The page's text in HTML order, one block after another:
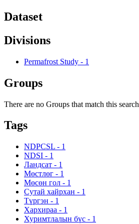
Dataset
Divisions
Permafrost Study - 1
Groups
There are no Groups that match this search
Tags
NDPCSL - 1
NDSI - 1
Ландсат - 1
Мөстлөг - 1
Мөсөн гол - 1
Сутай хайрхан - 1
Түргэн - 1
Хархираа - 1
Хуримтлалын бүс - 1